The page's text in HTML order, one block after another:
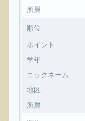
所属
順位
ポイント
学年
ニックネーム
地区
所属